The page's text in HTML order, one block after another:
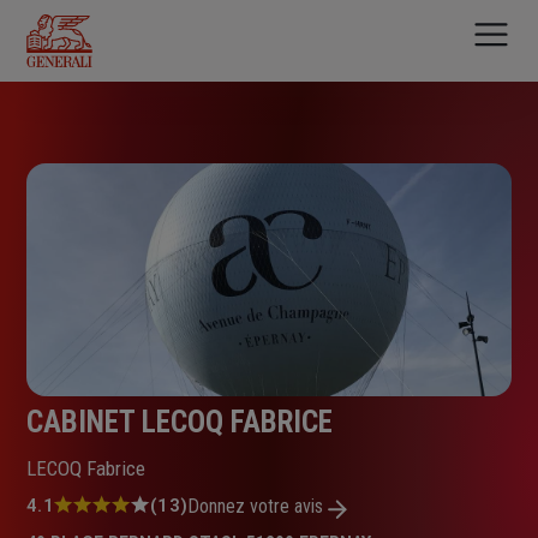
contenu
principal
CABINET LECOQ FABRICE
LECOQ Fabrice
Note
4.1 (13)Donnez votre avis